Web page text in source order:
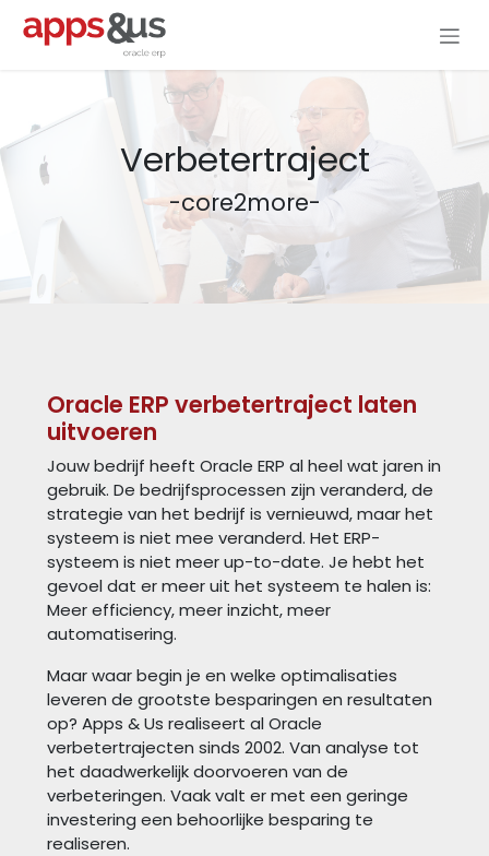
Overslaan naar inhoud
Verbetertraject
-core2more-
Oracle ERP verbetertraject laten
uitvoeren
Jouw bedrijf heeft Oracle ERP al heel wat jaren in
gebruik. De bedrijfsprocessen zijn veranderd, de
strategie van het bedrijf is vernieuwd, maar het
systeem is niet mee veranderd. Het ERP-
systeem is niet meer up-to-date. Je hebt het
gevoel dat er meer uit het systeem te halen is:
Meer efficiency, meer inzicht, meer
automatisering.
Maar waar begin je en welke optimalisaties
leveren de grootste besparingen en resultaten
op? Apps & Us realiseert al Oracle
verbetertrajecten sinds 2002. Van analyse tot
het daadwerkelijk doorvoeren van de
verbeteringen. Vaak valt er met een geringe
investering een behoorlijke besparing te
realiseren.